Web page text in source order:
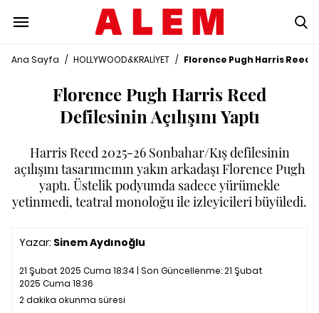
Ana Sayfa / HOLLYWOOD&KRALİYET / Florence Pugh Harris Reed
Florence Pugh Harris Reed
Defilesinin Açılışını Yaptı
Harris Reed 2025-26 Sonbahar/Kış defilesinin
açılışını tasarımcının yakın arkadaşı Florence Pugh
yaptı. Üstelik podyumda sadece yürümekle
yetinmedi, teatral monoloğu ile izleyicileri büyüledi.
Yazar: Sinem Aydınoğlu
21 Şubat 2025 Cuma 18:34 | Son Güncellenme:21 Şubat
2025 Cuma 18:36
2 dakika okunma süresi